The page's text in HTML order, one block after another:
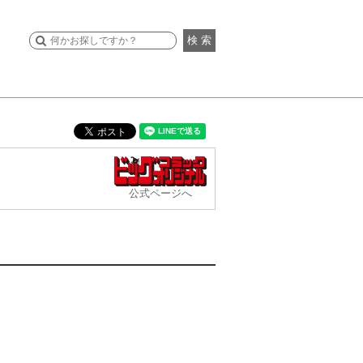
検 索
公式ページへ